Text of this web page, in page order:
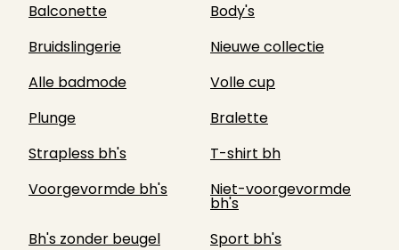
Balconette
Body's
Bruidslingerie
Nieuwe collectie
Alle badmode
Volle cup
Plunge
Bralette
Strapless bh's
T-shirt bh
Voorgevormde bh's
Niet-voorgevormde
bh's
Bh's zonder beugel
Sport bh's